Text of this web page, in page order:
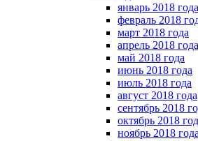
январь 2018 года
февраль 2018
март 2018 года
апрель 2018 года
май 2018 года
июнь 2018 года
июль 2018 года
август 2018 года
сентябрь 2018
октябрь 2018
ноябрь 2018 года